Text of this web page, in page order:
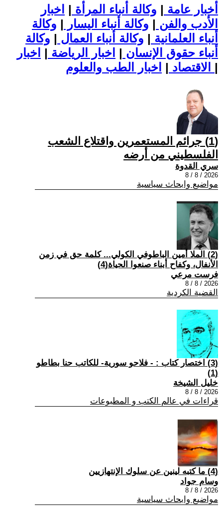
أخبار عامة | وكالة أنباء المرأة | اخبار
الأدب والفن | وكالة أنباء اليسار | وكالة
أنباء العلمانية | وكالة أنباء العمال | وكالة
أنباء حقوق الإنسان | اخبار الرياضة | اخبار
الاقتصاد | |
(1) جرائم المستعمرين واقتلاع الشعب
الفلسطيني من أرضه
سري القدوة
2026 / 8 / 8
مواضيع وابحاث سياسية
(2) الملا أمين الباطوفي الكولي... كلمة حق في زمن
الأنفال، وكفاح أبناء صنعوا الحياة(4)
فرست مرعي
2026 / 8 / 8
القضية الكردية
(3) اختصار كتاب : - فلاحو سورية- للكاتب حنا بطاطو
(1)
خليل الشيخة
2026 / 8 / 8
قراءات في عالم الكتب و المطبوعات
(4) ما كتبه لينين عن سلوك الإنتهازيين
وسام جواد
2026 / 8 / 8
مواضيع وابحاث سياسية